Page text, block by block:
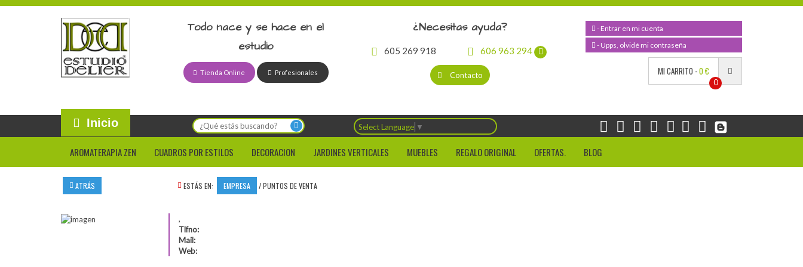
Todo nace y se hace en el
estudio
Tienda Online Profesionales
¿Necesitas ayuda?
605 269 918 606 963 294
Contacto
- Entrar en mi cuenta
- Upps, olvidé mi contraseña
MI CARRITO -0 €
0
Inicio Select Language ▼
AROMATERAPIA ZEN CUADROS POR ESTILOS DECORACION JARDINES VERTICALES MUEBLES REGALO ORIGINAL OFERTAS. BLOG
ATRÁS ESTÁS EN: EMPRESA /PUNTOS DE VENTA
,
Tlfno:
Mail:
Web: